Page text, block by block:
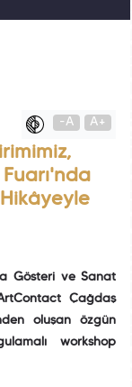
-A A+
Hikâyeyle
Gösteri ve Sanat
Çağdaş
oluşan özgün
workshop